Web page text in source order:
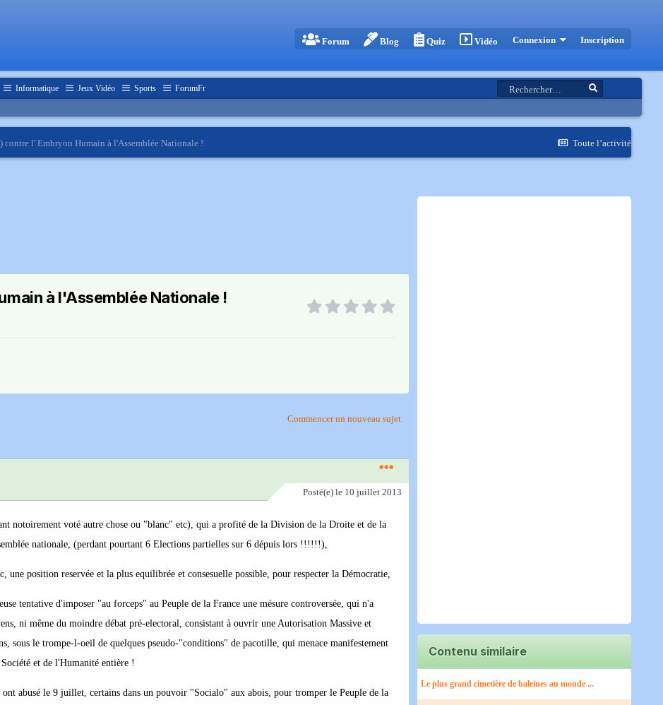
Forum Blog Quiz Vidéo Connexion Inscription
Informatique Jeux Vidéo Sports ForumFr
Toute l’activité
contre l' Embryon Humain à l'Assemblée Nationale !
à l'Assemblée Nationale !
Commencer un nouveau sujet
Posté(e) le 10 juillet 2013
notoirement voté autre chose ou "blanc" etc), qui a profité de la Division de la Droite et de la
nationale, (perdant pourtant 6 Elections partielles sur 6 dépuis lors !!!!!!),
une position reservée et la plus equilibrée et consesuelle possible, pour respecter la Démocratie,
tentative d'imposer "au forceps" au Peuple de la France une mésure controversée, qui n'a
ni même du moindre débat pré-electoral, consistant à ouvrir une Autorisation Massive et
sous le trompe-l-oeil de quelques pseudo-"conditions" de pacotille, qui menace manifestement
et de l'Humanité entière !
abusé le 9 juillet, certains dans un pouvoir "Socialo" aux abois, pour tromper le Peuple de la
Contenu similaire
Le plus grand cimetière de baleines au monde ...